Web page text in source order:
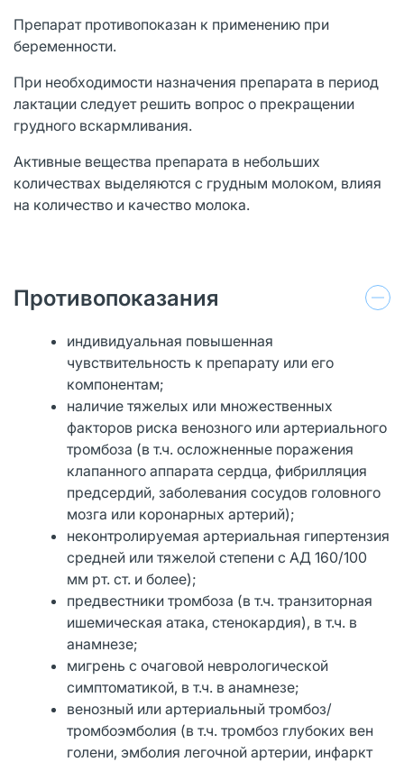
Препарат противопоказан к применению при
беременности.
При необходимости назначения препарата в период
лактации следует решить вопрос о прекращении
грудного вскармливания.
Активные вещества препарата в небольших
количествах выделяются с грудным молоком, влияя
на количество и качество молока.
Противопоказания
индивидуальная повышенная
чувствительность к препарату или его
компонентам;
наличие тяжелых или множественных
факторов риска венозного или артериального
тромбоза (в т.ч. осложненные поражения
клапанного аппарата сердца, фибрилляция
предсердий, заболевания сосудов головного
мозга или коронарных артерий);
неконтролируемая артериальная гипертензия
средней или тяжелой степени с АД 160/100
мм рт. ст. и более);
предвестники тромбоза (в т.ч. транзиторная
ишемическая атака, стенокардия), в т.ч. в
анамнезе;
мигрень с очаговой неврологической
симптоматикой, в т.ч. в анамнезе;
венозный или артериальный тромбоз/
тромбоэмболия (в т.ч. тромбоз глубоких вен
голени, эмболия легочной артерии, инфаркт